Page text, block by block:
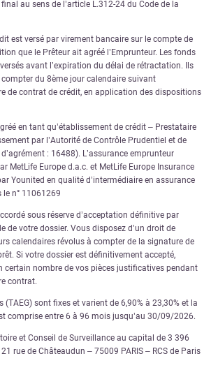
au sens de l’article L.312-24 du Code de la
est versé par virement bancaire sur le compte de
que le Prêteur ait agréé l’Emprunteur. Les fonds
avant l’expiration du délai de rétractation. Ils
du 8ème jour calendaire suivant
de contrat de crédit, en application des dispositions
en tant qu’établissement de crédit – Prestataire
par l’Autorité de Contrôle Prudentiel et de
d’agrément : 16488). L’assurance emprunteur
MetLife Europe d.a.c. et MetLife Europe Insurance
Younited en qualité d’intermédiaire en assurance
le n° 11061269
sous réserve d’acceptation définitive par
de votre dossier. Vous disposez d’un droit de
calendaires révolus à compter de la signature de
Si votre dossier est définitivement accepté,
certain nombre de vos pièces justificatives pendant
contrat.
(TAEG) sont fixes et varient de 6,90% à 23,30% et la
comprise entre 6 à 96 mois jusqu’au 30/09/2026.
et Conseil de Surveillance au capital de 3 396
rue de Châteaudun – 75009 PARIS – RCS de Paris